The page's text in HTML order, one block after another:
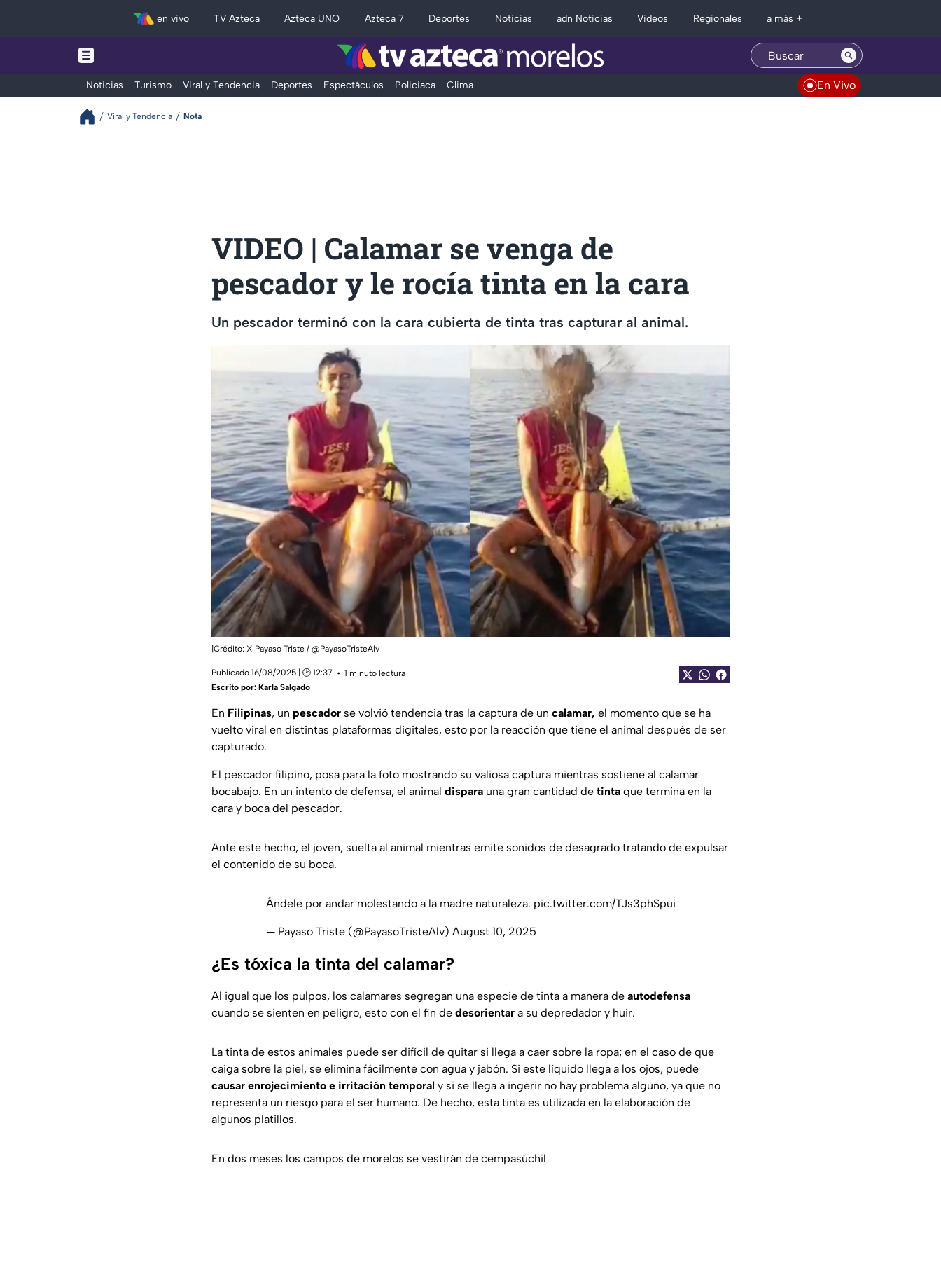
en vivo TV Azteca Azteca UNO Azteca 7 Deportes Noticias adn Noticias Videos Regionales a más +
Noticias Turismo Viral y Tendencia Deportes Espectáculos Policiaca Clima En Vivo
Viral y Tendencia Nota
VIDEO | Calamar se venga de
pescador y le rocía tinta en la cara
Un pescador terminó con la cara cubierta de tinta tras capturar al animal.
|Crédito: X Payaso Triste / @PayasoTristeAlv
Publicado 16/08/2025 | 🕑 12:37
1 minuto lectura
Escrito por: Karla Salgado
En Filipinas, un pescador se volvió tendencia tras la captura de un calamar, el momento que se ha
vuelto viral en distintas plataformas digitales, esto por la reacción que tiene el animal después de ser
capturado.
El pescador filipino, posa para la foto mostrando su valiosa captura mientras sostiene al calamar
bocabajo. En un intento de defensa, el animal dispara una gran cantidad de tinta que termina en la
cara y boca del pescador.
Ante este hecho, el joven, suelta al animal mientras emite sonidos de desagrado tratando de expulsar
el contenido de su boca.
Ándele por andar molestando a la madre naturaleza. pic.twitter.com/TJs3phSpui
— Payaso Triste (@PayasoTristeAlv) August 10, 2025
¿Es tóxica la tinta del calamar?
Al igual que los pulpos, los calamares segregan una especie de tinta a manera de autodefensa
cuando se sienten en peligro, esto con el fin de desorientar a su depredador y huir.
La tinta de estos animales puede ser difícil de quitar si llega a caer sobre la ropa; en el caso de que
caiga sobre la piel, se elimina fácilmente con agua y jabón. Si este líquido llega a los ojos, puede
causar enrojecimiento e irritación temporal y si se llega a ingerir no hay problema alguno, ya que no
representa un riesgo para el ser humano. De hecho, esta tinta es utilizada en la elaboración de
algunos platillos.
En dos meses los campos de morelos se vestirán de cempasúchil